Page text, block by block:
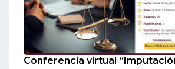
Conferencia virtual